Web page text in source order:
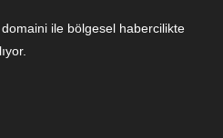
ile bölgesel habercilikte